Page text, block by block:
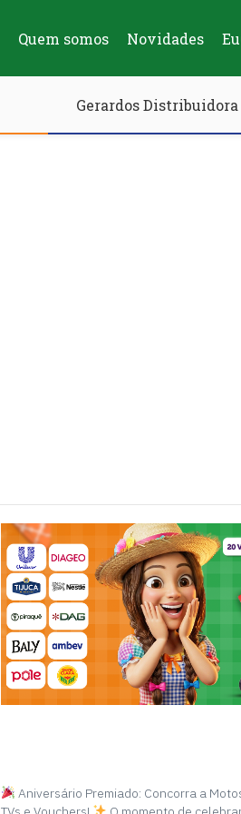
Quem somos Novidades
Gerardos Distribuidora
Aniversário Premiado: Concorra a